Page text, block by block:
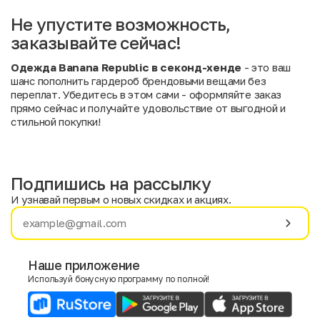
Не упустите возможность,
заказывайте сейчас!
Одежда Banana Republic в секонд-хенде - это ваш
шанс пополнить гардероб брендовыми вещами без
переплат. Убедитесь в этом сами - оформляйте заказ
прямо сейчас и получайте удовольствие от выгодной и
стильной покупки!
Имя
E-mail
Подпишись на рассылку
И узнавай первым о новых скидках и акциях.
Наше приложение
Используй бонусную программу по полной!